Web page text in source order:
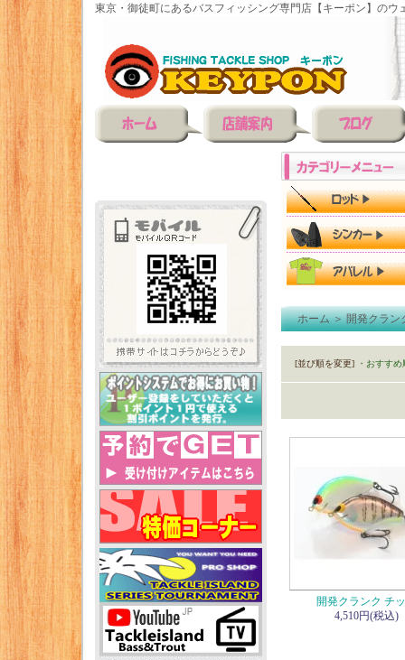
東京・御徒町にあるバスフィッシング専門店【キーポン】のウ
ホーム＞開発クラン
[並び順を変更] ・おすすめ
開発クランク チ
4,510円(税込)